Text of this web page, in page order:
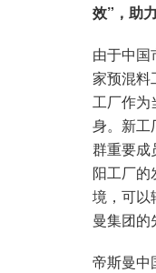
效”，助
由于中
家预混料
工厂作为
身。新工
群重要成
阳工厂
境，可以
曼集团的
帝斯曼中